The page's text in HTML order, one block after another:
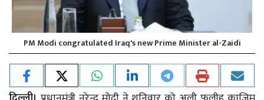
PM Modi congratulated Iraq's new Prime Minister al-Zaidi